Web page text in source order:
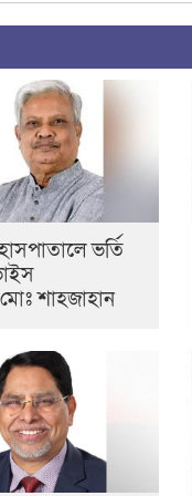
ভর্তি
শাহজাহান